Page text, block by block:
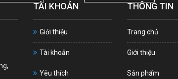
TÀI KHOẢN
Giới thiệu
Tài khoản
Yêu thích
THÔNG TIN
Trang chủ
Giới thiệu
Sản phẩm